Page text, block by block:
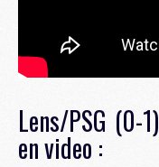
Lens/PSG (0-
en video :